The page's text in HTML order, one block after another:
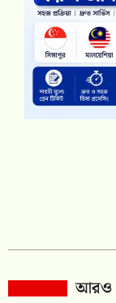
আরও